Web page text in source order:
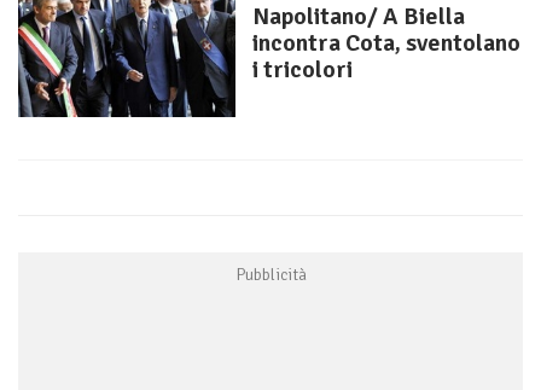
Napolitano/ A Biella
incontra Cota, sventolano
i tricolori